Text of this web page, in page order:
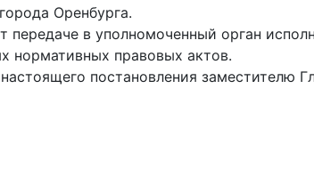
Оренбурга.
в уполномоченный орган
нормативных правовых актов.
постановления заместителю